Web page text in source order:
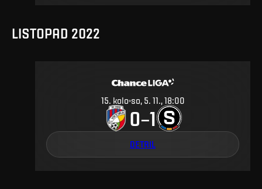
LISTOPAD 2022
15. kolo so, 5. 11., 18:00
0–1
DETAIL